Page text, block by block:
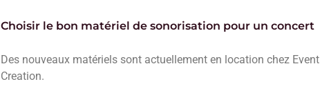
Choisir le bon matériel de sonorisation pour un concert
Des nouveaux matériels sont actuellement en location chez Event
Creation.